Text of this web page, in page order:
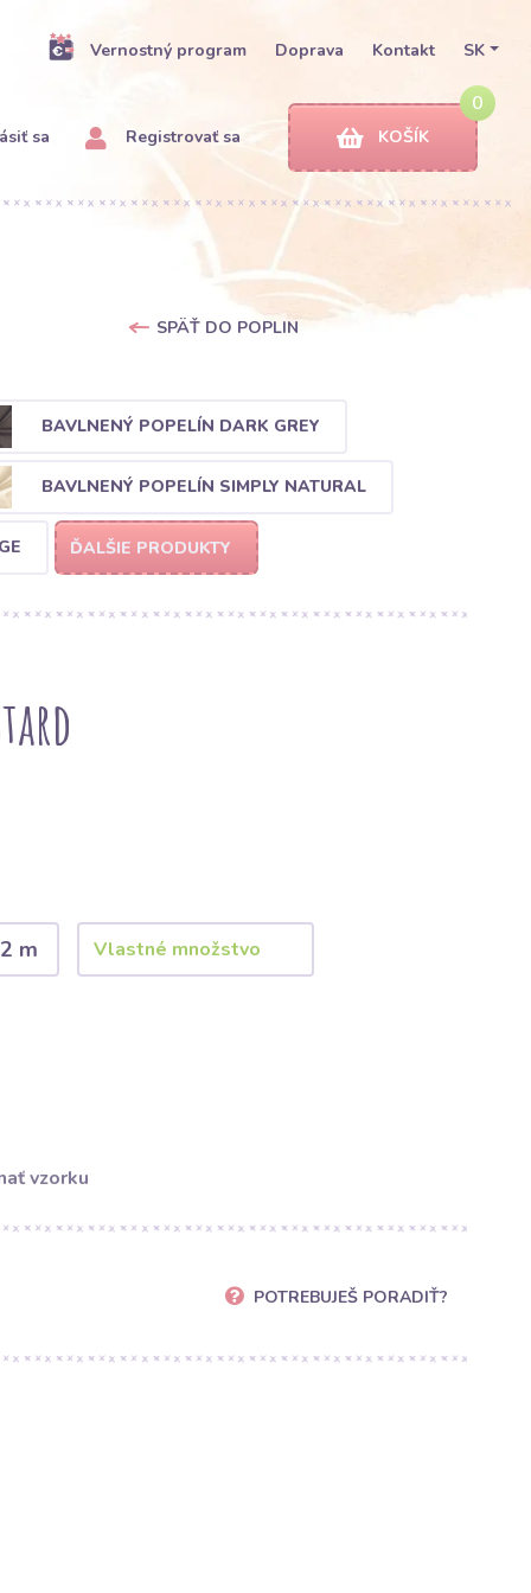
Vernostný program Doprava Kontakt SK
sa Registrovať sa
0
KOŠÍK
SPÄŤ DO POPLIN
BAVLNENÝ POPELÍN DARK GREY
BAVLNENÝ POPELÍN SIMPLY NATURAL
ĎALŠIE PRODUKTY
2 m
vzorku
POTREBUJEŠ PORADIŤ?